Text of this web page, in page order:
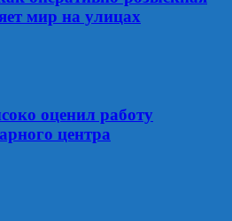
мир на улицах
оценил работу
центра